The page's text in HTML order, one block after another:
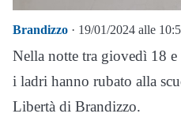
Brandizzo · 19/01/2024 alle
Nella notte tra giovedì 18
i ladri hanno rubato alla
Libertà di Brandizzo.